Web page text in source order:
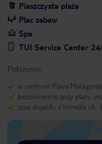
Piaszczysta plaża
Plac zabaw
Spa
TUI Service Center
Położenie:
w centrum Playa Matagorda
bezpośrednio przy plaży,
czas dojazdu z lotniska ok.